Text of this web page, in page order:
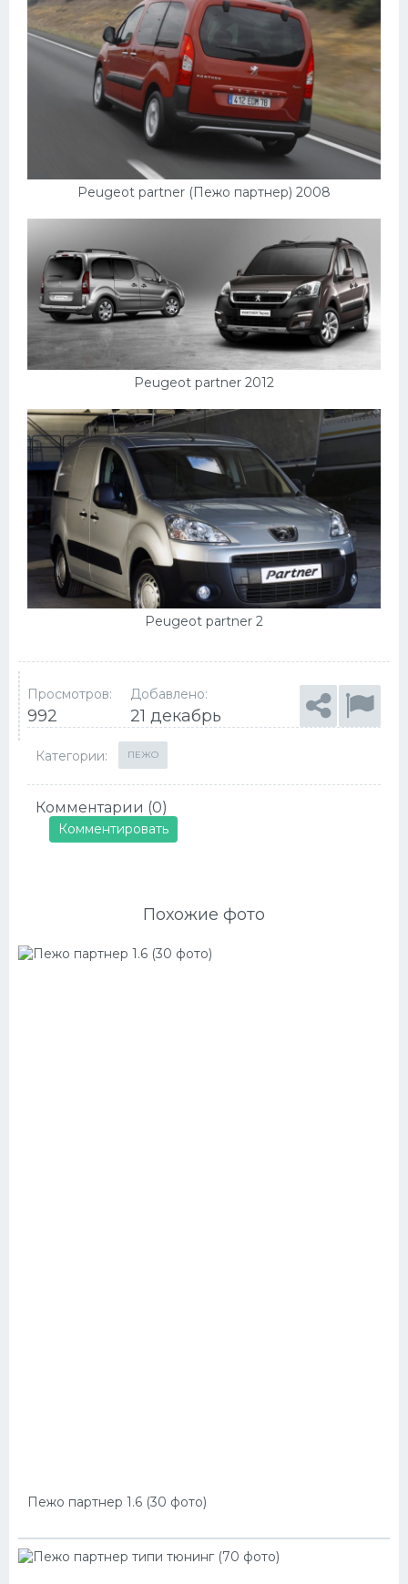
Peugeot partner (Пежо партнер) 2008
Peugeot partner 2012
Peugeot partner 2
Просмотров:
992
Добавлено:
21 декабрь
Категории: ПЕЖО
Комментарии (0)
Комментировать
Похожие фото
Пежо партнер 1.6 (30 фото)